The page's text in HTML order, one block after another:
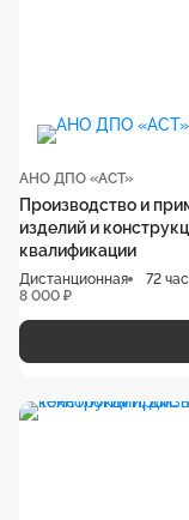
АНО ДПО «АСТ»
Производство и
изделий и
квалификации
Дистанционная
72
8 000 ₽